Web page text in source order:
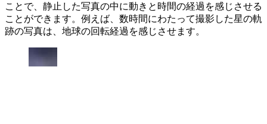
ことで、静止した写真の中に動きと時間の経過を感じさせる
ことができます。例えば、数時間にわたって撮影した星の軌
跡の写真は、地球の回転経過を感じさせます。